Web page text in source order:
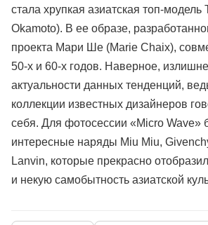
стала хрупкая азиатская топ-
Okamoto). В ее образе,
проекта Мари Ше (Marie Chaix),
50-х и 60-х годов. Наверное,
актуальности данных тенденций,
коллекции известных дизайнеров
себя. Для фотосессии «Micro Wave»
интересные наряды Miu Miu,
Lanvin, которые прекрасно
и некую самобытность азиатской